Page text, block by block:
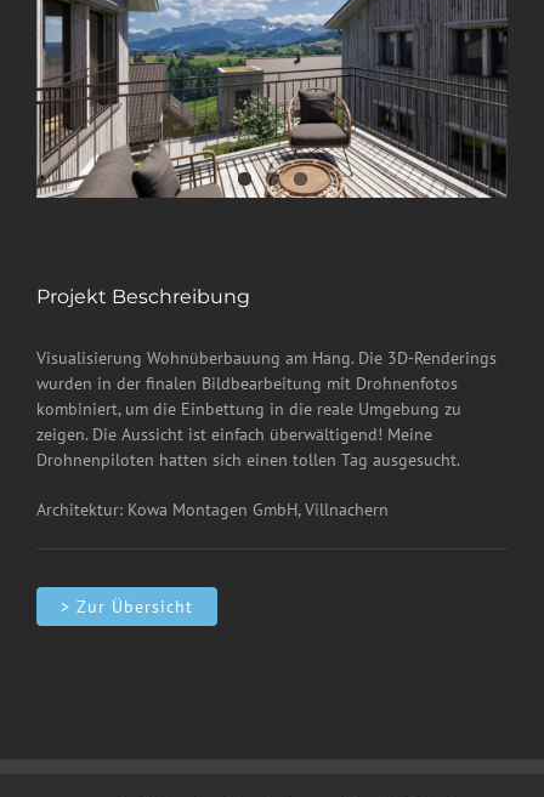
Projekt Beschreibung
Visualisierung Wohnüberbauung am Hang. Die 3D-Renderings
wurden in der finalen Bildbearbeitung mit Drohnenfotos
kombiniert, um die Einbettung in die reale Umgebung zu
zeigen. Die Aussicht ist einfach überwältigend! Meine
Drohnenpiloten hatten sich einen tollen Tag ausgesucht.
Architektur: Kowa Montagen GmbH, Villnachern
> Zur Übersicht